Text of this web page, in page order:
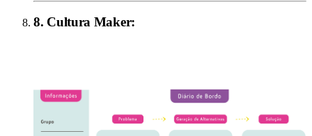
8. Cultura Maker: